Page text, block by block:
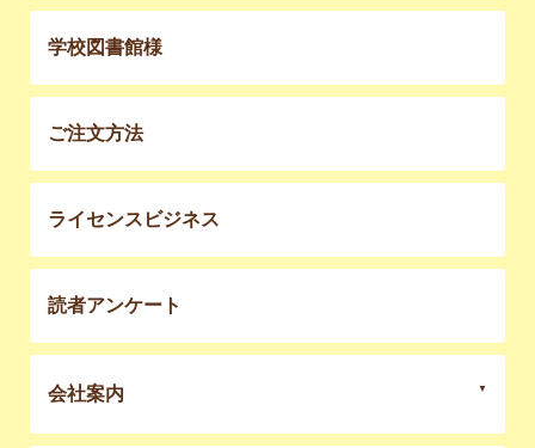
学校図書館様
ご注文方法
ライセンスビジネス
読者アンケート
会社案内